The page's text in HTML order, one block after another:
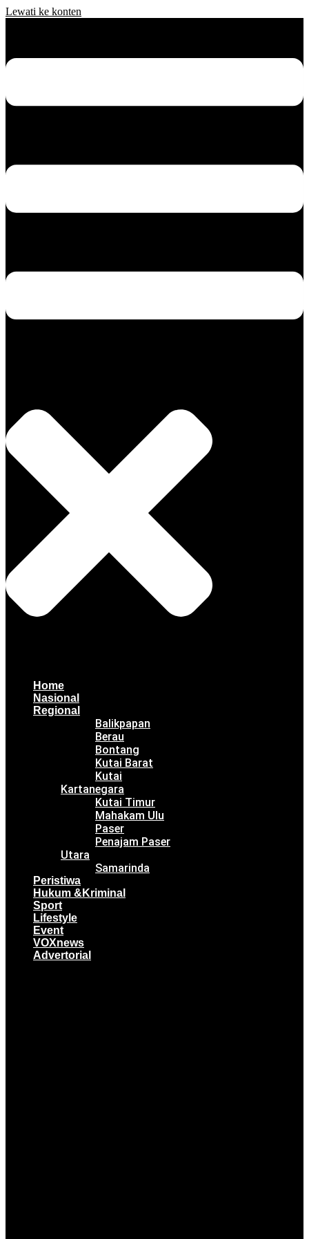
Lewati ke konten
Home
Nasional
Regional
Balikpapan
Berau
Bontang
Kutai Barat
Kutai
Kartanegara
Kutai Timur
Mahakam Ulu
Paser
Penajam Paser
Utara
Samarinda
Peristiwa
Hukum &Kriminal
Sport
Lifestyle
Event
VOXnews
Advertorial